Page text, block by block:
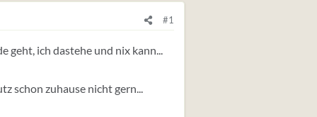
#1
geht, ich dastehe und nix kann...
schon zuhause nicht gern...